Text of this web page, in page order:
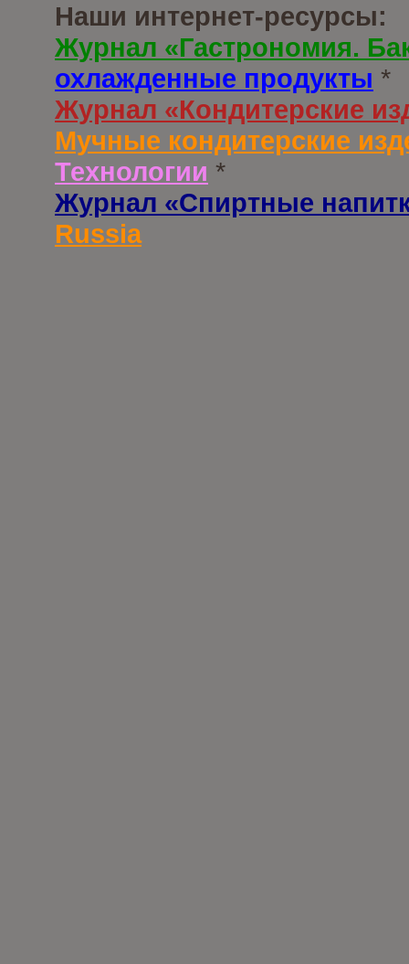
Наши интернет-ресурсы:
Журнал «Гастрономия.
охлажденные продукты *
Журнал «Кондитерские
Мучные кондитерские
Технологии *
Журнал «Спиртные
Russia